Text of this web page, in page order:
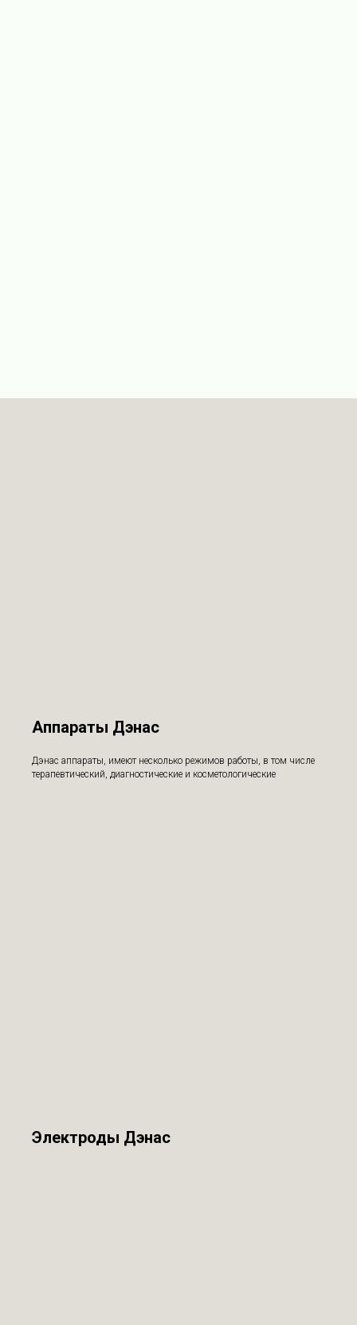
Аппараты Дэнас
Дэнас аппараты, имеют несколько режимов работы, в том числе
терапевтический, диагностические и косметологические
Электроды Дэнас